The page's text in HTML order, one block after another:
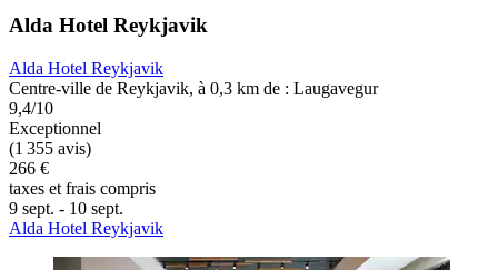
Alda Hotel Reykjavik
Alda Hotel Reykjavik
Centre-ville de Reykjavik, à 0,3 km de : Laugavegur
9,4/10
Exceptionnel
(1 355 avis)
266 €
taxes et frais compris
9 sept. - 10 sept.
Alda Hotel Reykjavik